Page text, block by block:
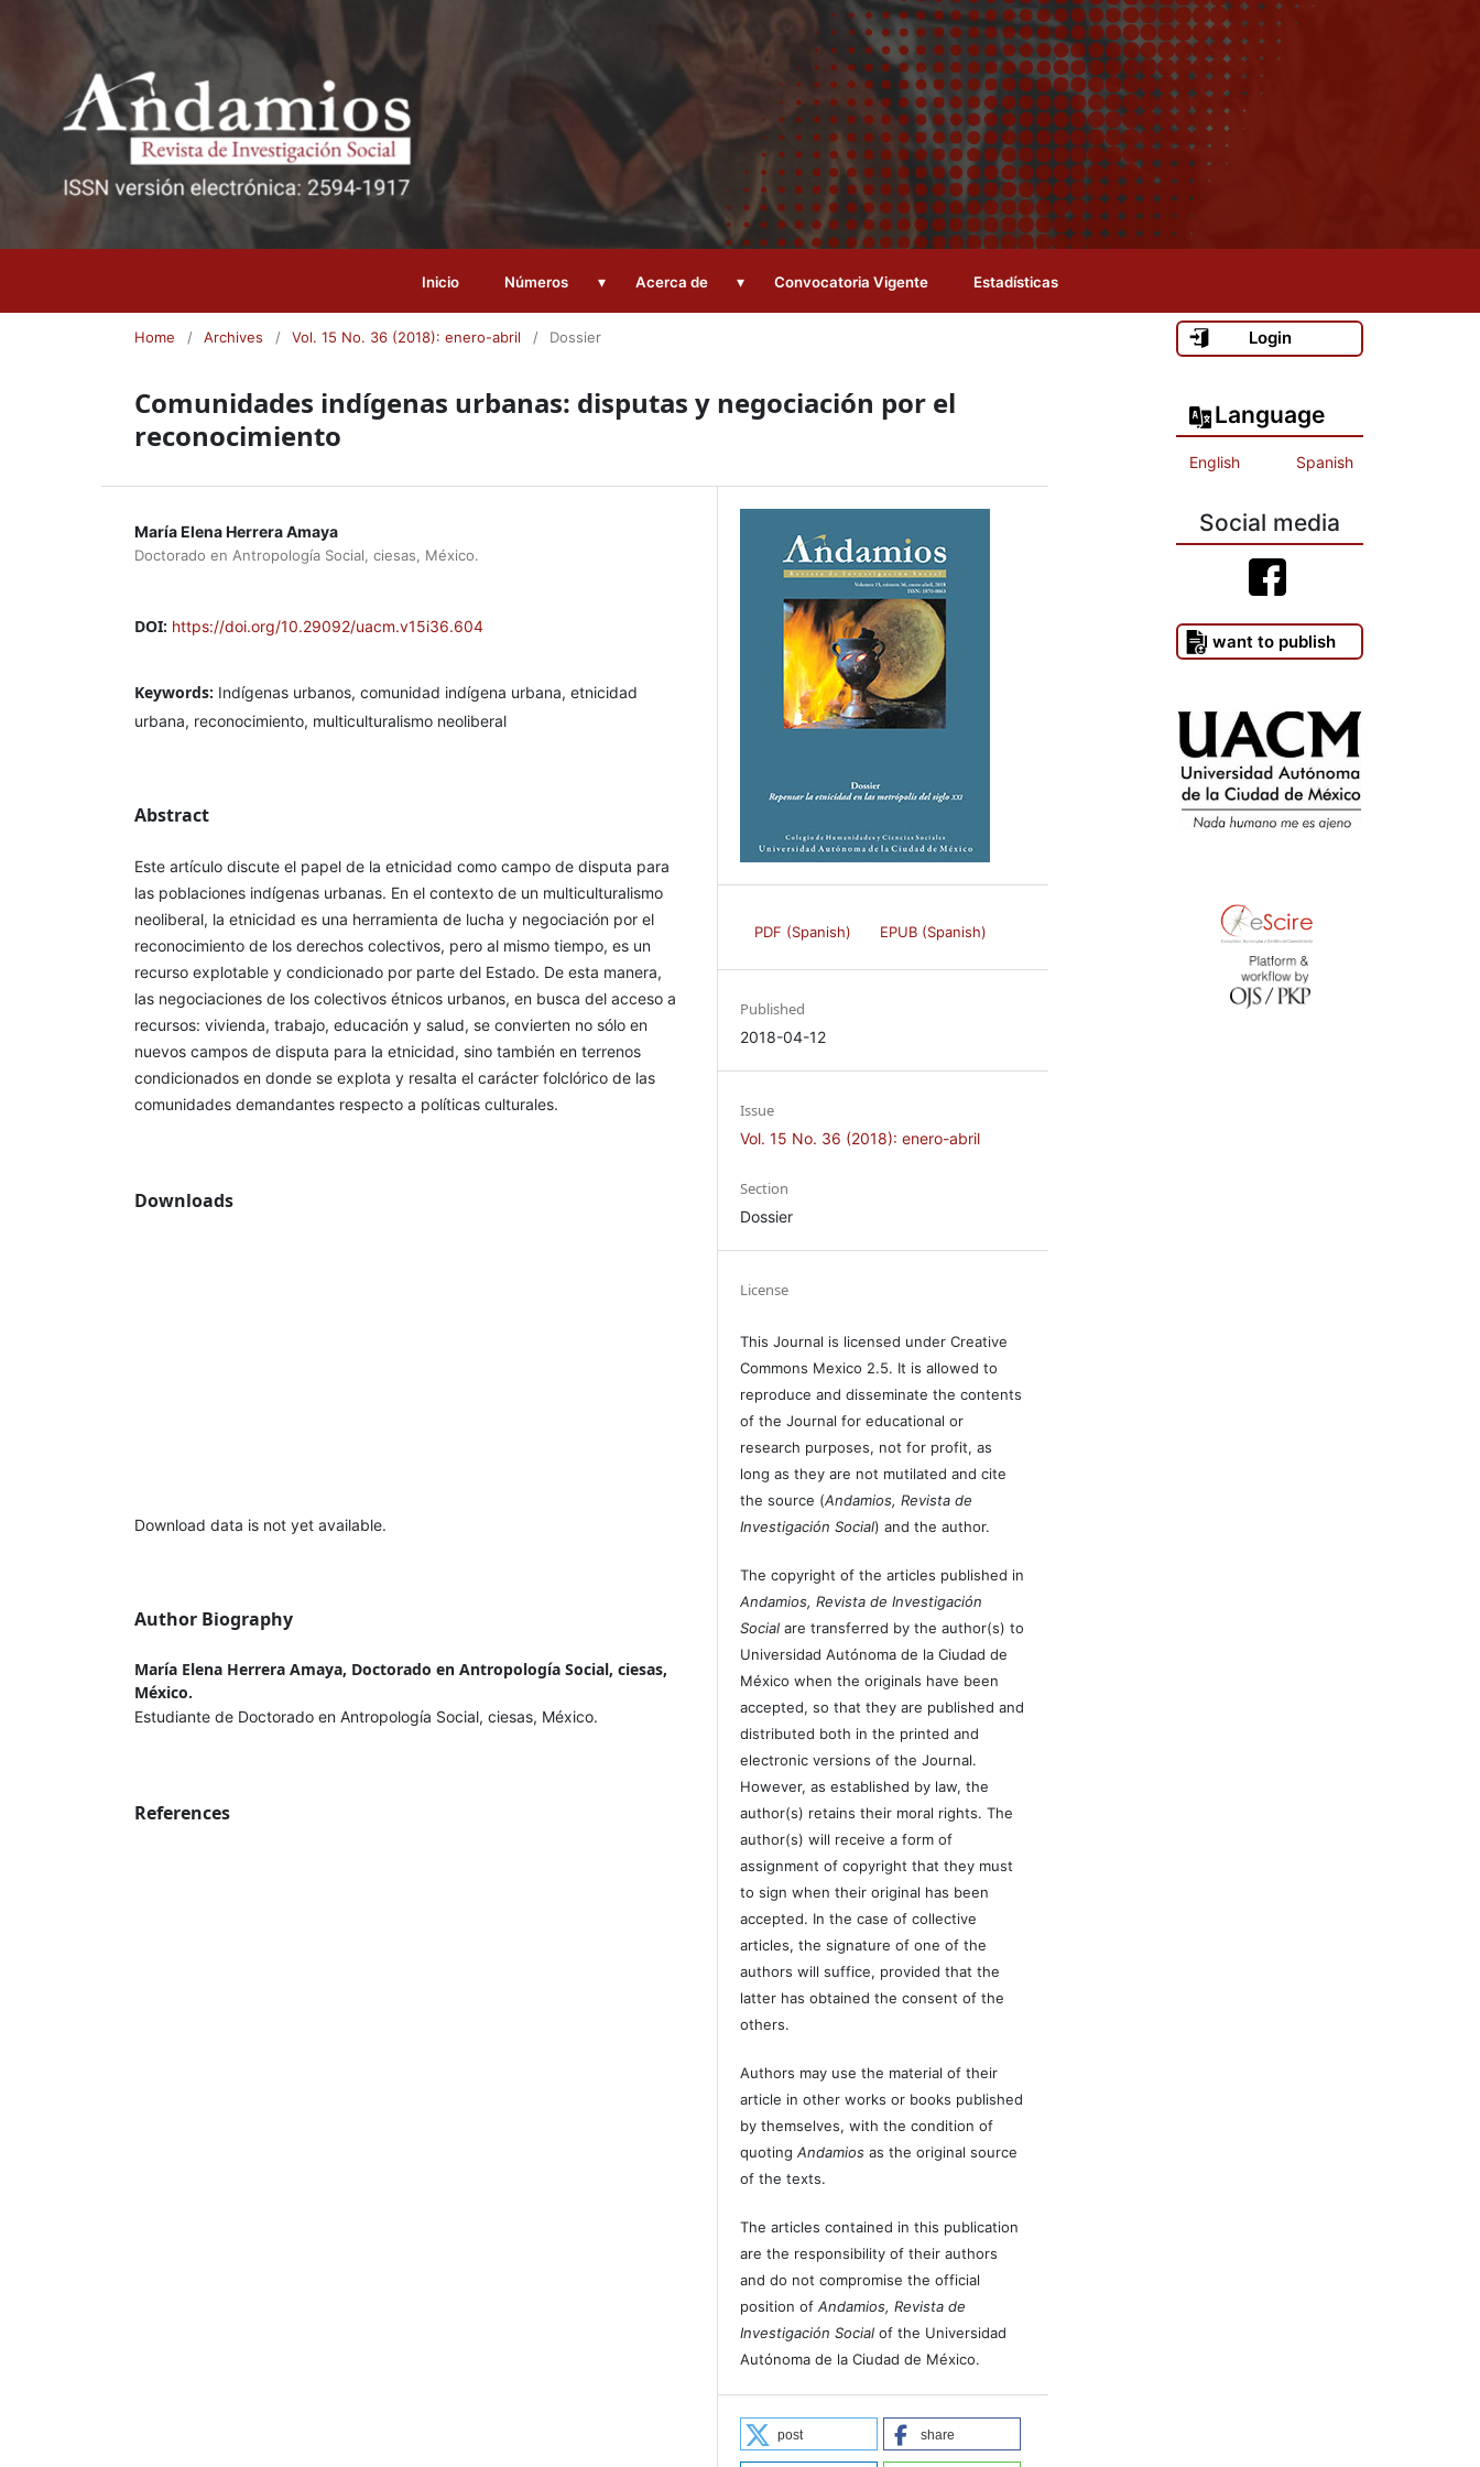
Inicio Números ▾ Acerca de ▾ Convocatoria Vigente Estadísticas
Home / Archives / Vol. 15 No. 36 (2018): enero-abril / Dossier
Comunidades indígenas urbanas: disputas y negociación por el
reconocimiento
María Elena Herrera Amaya
Doctorado en Antropología Social, ciesas, México.
DOI: https://doi.org/10.29092/uacm.v15i36.604
Keywords: Indígenas urbanos, comunidad indígena urbana, etnicidad
urbana, reconocimiento, multiculturalismo neoliberal
Abstract
Este artículo discute el papel de la etnicidad como campo de disputa para
las poblaciones indígenas urbanas. En el contexto de un multiculturalismo
neoliberal, la etnicidad es una herramienta de lucha y negociación por el
reconocimiento de los derechos colectivos, pero al mismo tiempo, es un
recurso explotable y condicionado por parte del Estado. De esta manera,
las negociaciones de los colectivos étnicos urbanos, en busca del acceso a
recursos: vivienda, trabajo, educación y salud, se convierten no sólo en
nuevos campos de disputa para la etnicidad, sino también en terrenos
condicionados en donde se explota y resalta el carácter folclórico de las
comunidades demandantes respecto a políticas culturales.
Downloads
Download data is not yet available.
Author Biography
María Elena Herrera Amaya, Doctorado en Antropología Social, ciesas,
México.
Estudiante de Doctorado en Antropología Social, ciesas, México.
References
PDF (Spanish) EPUB (Spanish)
Published
2018-04-12
Issue
Vol. 15 No. 36 (2018): enero-abril
Section
Dossier
License
This Journal is licensed under Creative
Commons Mexico 2.5. It is allowed to
reproduce and disseminate the contents
of the Journal for educational or
research purposes, not for profit, as
long as they are not mutilated and cite
the source (Andamios, Revista de
Investigación Social) and the author.
The copyright of the articles published in
Andamios, Revista de Investigación
Social are transferred by the author(s) to
Universidad Autónoma de la Ciudad de
México when the originals have been
accepted, so that they are published and
distributed both in the printed and
electronic versions of the Journal.
However, as established by law, the
author(s) retains their moral rights. The
author(s) will receive a form of
assignment of copyright that they must
to sign when their original has been
accepted. In the case of collective
articles, the signature of one of the
authors will suffice, provided that the
latter has obtained the consent of the
others.
Authors may use the material of their
article in other works or books published
by themselves, with the condition of
quotingAndamios as the original source
of the texts.
The articles contained in this publication
are the responsibility of their authors
and do not compromise the official
position ofAndamios, Revista de
Investigación Socialof the Universidad
Autónoma de la Ciudad de México.
post share
Login
Language
English Spanish
Social media
I want to publish